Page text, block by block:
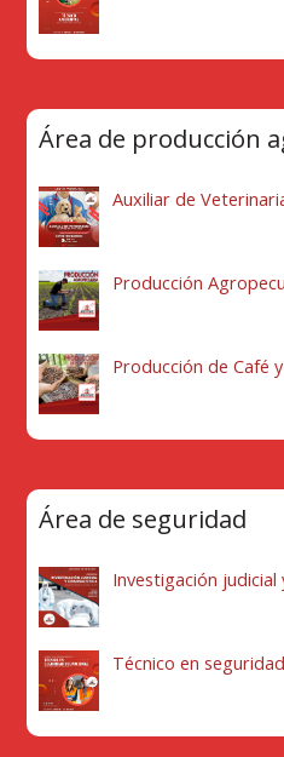
Área de producción
Auxiliar de
Producción
Producción de Café
Área de seguridad
Investigación judicial
Técnico en